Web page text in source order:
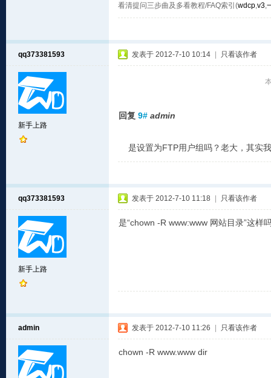
看清提问三步曲及多看教程/FAQ索引(wdcp,v3,
qq373381593
新手上路
发表于 2012-7-10 10:14 只看该作者
回复 9# admin
是设置为FTP用户组吗？老大，其实
qq373381593
新手上路
发表于 2012-7-10 11:18 只看该作者
是“chown -R www:www 网站目录”这样
admin 发表于 2012-7-10 11:26 只看该作者
chown -R www.www dir